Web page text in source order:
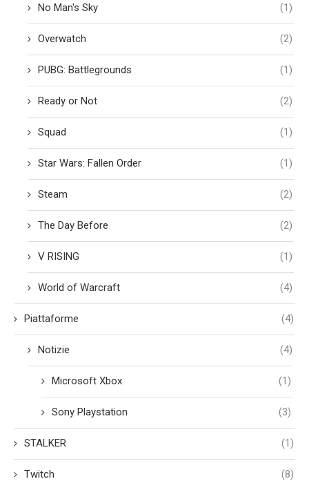
No Man's Sky (1)
Overwatch (2)
PUBG: Battlegrounds (1)
Ready or Not (2)
Squad (1)
Star Wars: Fallen Order (1)
Steam (2)
The Day Before (2)
V RISING (1)
World of Warcraft (4)
Piattaforme (4)
Notizie (4)
Microsoft Xbox (1)
Sony Playstation (3)
STALKER (1)
Twitch (8)